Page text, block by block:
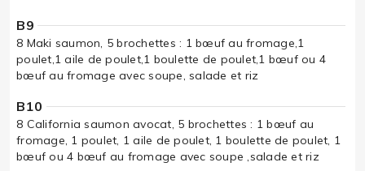
B9
8 Maki saumon, 5 brochettes : 1 bœuf au fromage,1
poulet,1 aile de poulet,1 boulette de poulet,1 bœuf ou 4
bœuf au fromage avec soupe, salade et riz
B10
8 California saumon avocat, 5 brochettes : 1 bœuf au
fromage, 1 poulet, 1 aile de poulet, 1 boulette de poulet, 1
bœuf ou 4 bœuf au fromage avec soupe ,salade et riz